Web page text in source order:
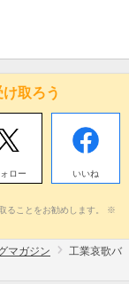
取ろう
ロー いいね
ることをお勧めします。 ※
マガジン
工業哀歌バ